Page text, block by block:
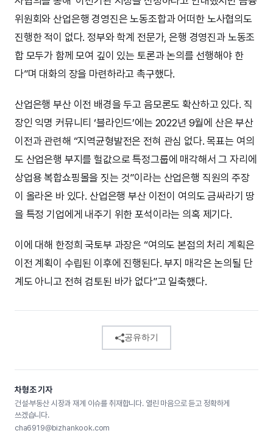
위원회와 산업은행 경영진은 노동조합과 어떠한 노사협의도
진행한 적이 없다. 정부와 학계 전문가, 은행 경영진과 노동조
합 모두가 함께 모여 깊이 있는 토론과 논의를 선행해야 한
다”며 대화의 장을 마련하라고 촉구했다.
산업은행 부산 이전 배경을 두고 음모론도 확산하고 있다. 직
장인 익명 커뮤니티 ‘블라인드’에는 2022년 9월에 산은 부산
이전과 관련해 “지역균형발전은 전혀 관심 없다. 목표는 여의
도 산업은행 부지를 헐값으로 특정그룹에 매각해서 그 자리에
상업용 복합쇼핑몰을 짓는 것”이라는 산업은행 직원의 주장
이 올라온 바 있다. 산업은행 부산 이전이 여의도 금싸라기 땅
을 특정 기업에게 내주기 위한 포석이라는 의혹 제기다.
이에 대해 한정희 국토부 과장은 “여의도 본점의 처리 계획은
이전 계획이 수립된 이후에 진행된다. 부지 매각은 논의될 단
계도 아니고 전혀 검토된 바가 없다”고 일축했다.
공유하기
차형조 기자
건설·부동산 시장과 재계 이슈를 취재합니다. 열린 마음으로 듣고 정확하게
쓰겠습니다.
cha6919@bizhankook.com